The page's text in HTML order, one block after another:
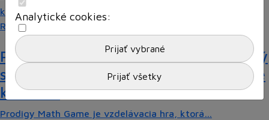
Analytické cookies:
Recenzie
Prodigy Math Game: Objavte zábavný
svet matematiky, ktorý deti motivuje
k učeniu
Prodigy Math Game je vzdelávacia hra, ktorá…